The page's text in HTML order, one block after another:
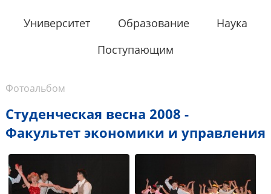
Университет Образование
Наука
Поступающим
Фотоальбом
Студенческая весна 2008 -
Факультет экономики и управления